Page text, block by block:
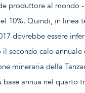
produttore al mondo
10%. Quindi, in linea
dovrebbe essere
il secondo calo
mineraria della
base annua nel quarto